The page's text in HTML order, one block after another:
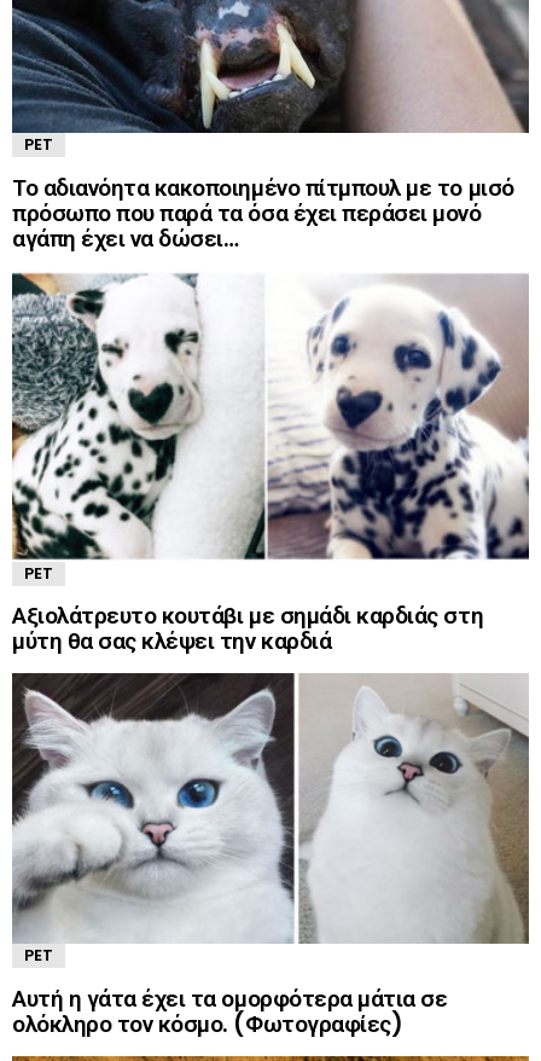
PET
Το αδιανόητα κακοποιημένο πίτμπουλ με το μισό
πρόσωπο που παρά τα όσα έχει περάσει μονό
αγάπη έχει να δώσει…
PET
Αξιολάτρευτο κουτάβι με σημάδι καρδιάς στη
μύτη θα σας κλέψει την καρδιά
PET
Αυτή η γάτα έχει τα ομορφότερα μάτια σε
ολόκληρο τον κόσμο. (Φωτογραφίες)